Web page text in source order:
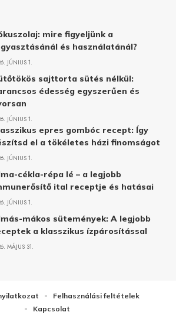
mire figyeljünk a
és használatánál?
JÚNIUS 1.
sajttorta sütés nélkül:
édesség egyszerűen és
JÚNIUS 1.
epres gombóc recept: Így
el a tökéletes házi finomságot
JÚNIUS 1.
cékla-répa lé – a legjobb
ital receptje és hatásai
JÚNIUS 1.
mákos sütemények: A legjobb
a klasszikus ízpárosítással
MÁJUS 31.
Felhasználási feltételek
Kapcsolat